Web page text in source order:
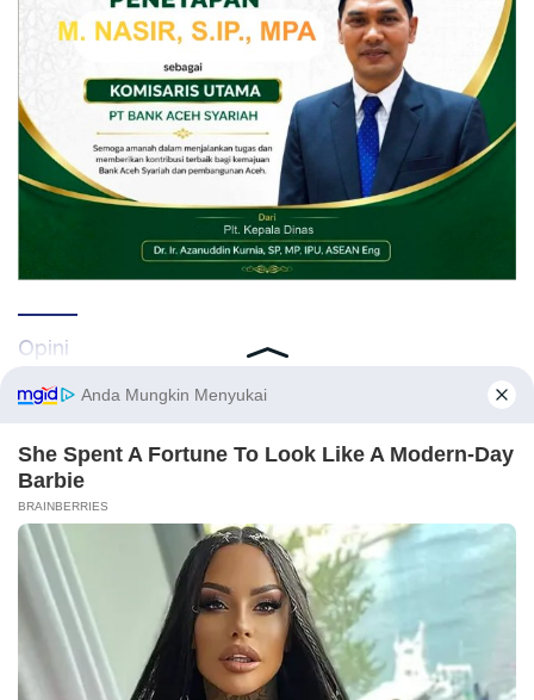
Opini
Kirimkan naskah melalui email Redaksi atau nomor WA 081269224477 disertai
identitas. Naskah yang tayang tidak mewakili pemikiran Redaksi, karena itu